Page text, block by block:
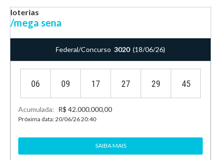
loterias
/mega sena
Federal/Concurso 3020 (18/06/26)
06 09 17 27 29 45
Acumulada: R$ 42.000.000,00
Próxima data: 20/06/26 20:40
SAIBA MAIS